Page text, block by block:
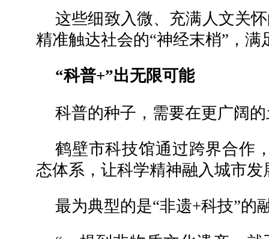
这些细致入微、充满人文关
精准触达社会的“神经末梢”，
“科普+”出无限可能
科普的种子，需要在更广阔
鹤壁市科技馆通过跨界合作
态体系，让科学精神融入城市
最为典型的是“非遗+科技”的